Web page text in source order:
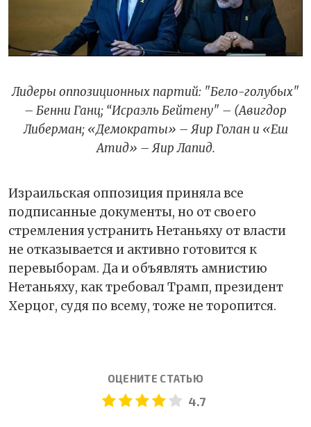
Лидеры оппозиционных партий: "Бело-голубых"
– Бенни Ганц; “Исраэль Бейтену" – (Авигдор
Либерман; «Демократы» – Яир Голан и «Еш
Атид» – Яир Лапид.
Израильская оппозиция приняла все
подписанные документы, но от своего
стремления устранить Нетаньяху от власти
не отказывается и активно готовится к
перевыборам. Да и объявлять амнистию
Нетаньяху, как требовал Трамп, президент
Херцог, судя по всему, тоже не торопится.
ОЦЕНИТЕ СТАТЬЮ
4.7